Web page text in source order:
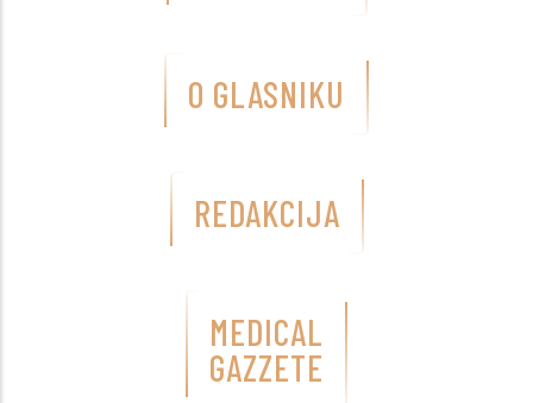
O GLASNIKU
REDAKCIJA
MEDICAL
GAZZETE